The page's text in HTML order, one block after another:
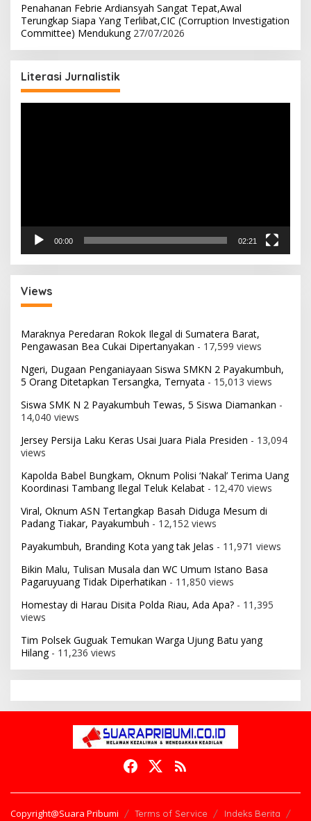
Penahanan Febrie Ardiansyah Sangat Tepat,Awal
Terungkap Siapa Yang Terlibat,CIC (Corruption Investigation
Committee) Mendukung 27/07/2026
Literasi Jurnalistik
00:00 02:21
Views
Maraknya Peredaran Rokok Ilegal di Sumatera Barat,
Pengawasan Bea Cukai Dipertanyakan - 17,599 views
Ngeri, Dugaan Penganiayaan Siswa SMKN 2 Payakumbuh,
5 Orang Ditetapkan Tersangka, Ternyata - 15,013 views
Siswa SMK N 2 Payakumbuh Tewas, 5 Siswa Diamankan -
14,040 views
Jersey Persija Laku Keras Usai Juara Piala Presiden - 13,094
views
Kapolda Babel Bungkam, Oknum Polisi ‘Nakal’ Terima Uang
Koordinasi Tambang Ilegal Teluk Kelabat - 12,470 views
Viral, Oknum ASN Tertangkap Basah Diduga Mesum di
Padang Tiakar, Payakumbuh - 12,152 views
Payakumbuh, Branding Kota yang tak Jelas - 11,971 views
Bikin Malu, Tulisan Musala dan WC Umum Istano Basa
Pagaruyuang Tidak Diperhatikan - 11,850 views
Homestay di Harau Disita Polda Riau, Ada Apa? - 11,395
views
Tim Polsek Guguak Temukan Warga Ujung Batu yang
Hilang- 11,236 views
Copyright@Suara Pribumi Terms of Service
Indeks Berita